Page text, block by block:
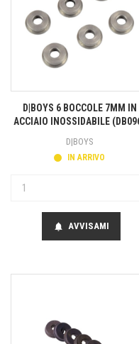
D|BOYS 6 BOCCOLE 7MM IN
ACCIAIO INOSSIDABILE
D|BOYS
IN ARRIVO
notifications AVVISAMI